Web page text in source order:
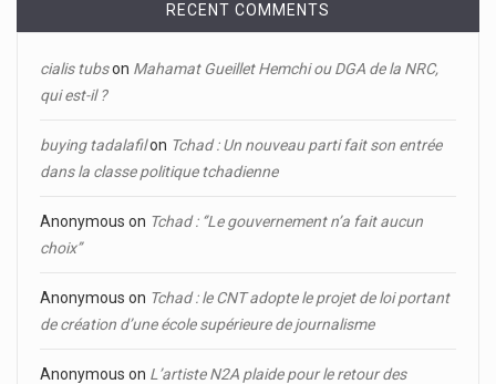
RECENT COMMENTS
cialis tubson Mahamat Gueillet Hemchi ou DGA de la NRC,
qui est-il ?
buying tadalafilon Tchad : Un nouveau parti fait son entrée
dans la classe politique tchadienne
Anonymous on Tchad : ‘’Le gouvernement n’a fait aucun
choix’’
Anonymous on Tchad : le CNT adopte le projet de loi portant
de création d’une école supérieure de journalisme
Anonymous on L’artiste N2A plaide pour le retour des